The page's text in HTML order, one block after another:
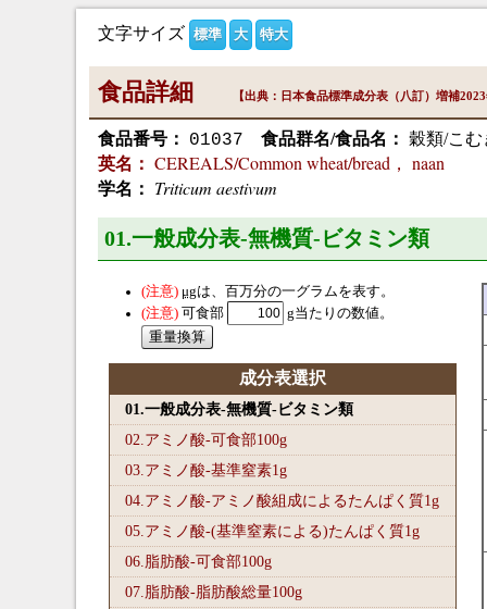
文字サイズ 標準 大 特大
食品詳細 【出典：日本食品標準成分表（八訂）増補
食品番号： 01037 食品群名/食品名： 穀類/こ
英名： CEREALS/Common wheat/bread， naan
学名： Triticum aestivum
01.一般成分表-無機質-ビタミン類
μgは、百万分の一グラムを表す。
可食部
g当たりの数値。
成分表選択
01.一般成分表-無機質-ビタミン類
02.アミノ酸-可食部100g
03.アミノ酸-基準窒素1g
04.アミノ酸-アミノ酸組成によるたんぱく質1g
05.アミノ酸-(基準窒素による)たんぱく質1g
06.脂肪酸-可食部100g
07.脂肪酸-脂肪酸総量100g